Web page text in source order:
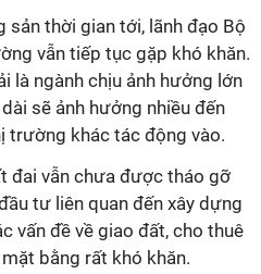
thời gian tới, lãnh đạo Bộ
vẫn tiếp tục gặp khó khăn.
là ngành chịu ảnh hưởng lớn
sẽ ảnh hưởng nhiều đến
trường khác tác động vào.
đai vẫn chưa được tháo gỡ
tư liên quan đến xây dựng
vấn đề về giao đất, cho thuê
bằng rất khó khăn.